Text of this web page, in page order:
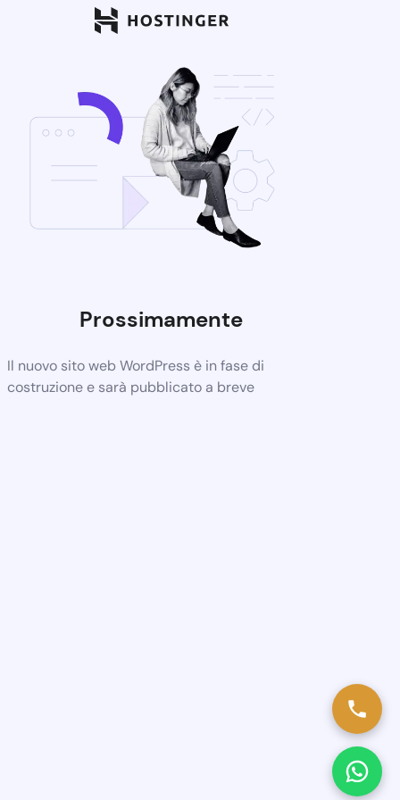
Prossimamente
Il nuovo sito web WordPress è in fase di
costruzione e sarà pubblicato a breve